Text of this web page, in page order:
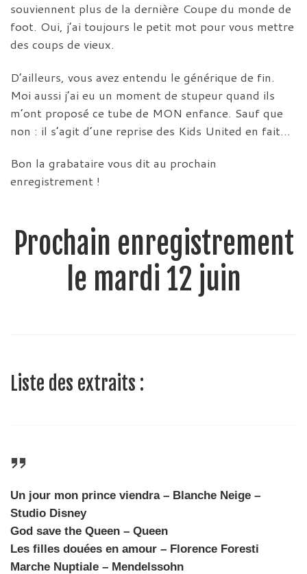
souviennent plus de la dernière Coupe du monde de
foot. Oui, j’ai toujours le petit mot pour vous mettre
des coups de vieux.
D’ailleurs, vous avez entendu le générique de fin.
Moi aussi j’ai eu un moment de stupeur quand ils
m’ont proposé ce tube de MON enfance. Sauf que
non : il s’agit d’une reprise des Kids United en fait…
Bon la grabataire vous dit au prochain
enregistrement !
Prochain enregistrement
le mardi 12 juin
Liste des extraits :
Un jour mon prince viendra – Blanche Neige –
Studio Disney
God save the Queen – Queen
Les filles douées en amour – Florence Foresti
Marche Nuptiale – Mendelssohn